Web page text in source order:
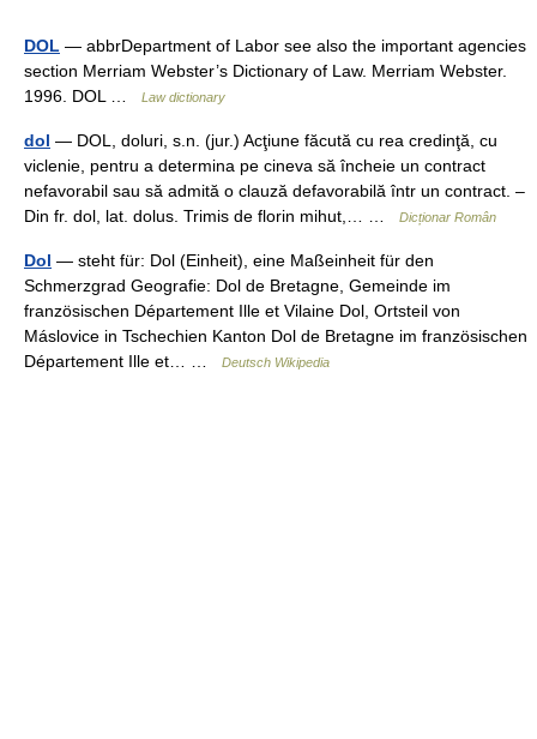
DOL — abbrDepartment of Labor see also the important agencies
section Merriam Webster’s Dictionary of Law. Merriam Webster.
1996. DOL …
Law dictionary
dol — DOL, doluri, s.n. (jur.) Acţiune făcută cu rea credinţă, cu
viclenie, pentru a determina pe cineva să încheie un contract
nefavorabil sau să admită o clauză defavorabilă într un contract. –
Din fr. dol, lat. dolus. Trimis de florin mihut,… …
Dicționar Român
Dol — steht für: Dol (Einheit), eine Maßeinheit für den
Schmerzgrad Geografie: Dol de Bretagne, Gemeinde im
französischen Département Ille et Vilaine Dol, Ortsteil von
Máslovice in Tschechien Kanton Dol de Bretagne im französischen
Département Ille et… …
Deutsch Wikipedia